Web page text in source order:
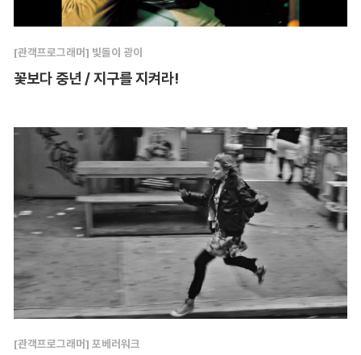
[관객프로그래머] 빛돌이 광이
꽃보다 중년 / 지구를 지켜라!
[관객프로그래머] 포베러워크